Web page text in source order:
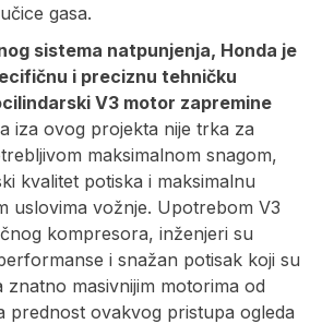
gasa.
sistema natpunjenja, Honda je
i preciznu tehničku
V3 motor zapremine
iza ovog projekta nije trka za
maksimalnom snagom,
kvalitet potiska i maksimalnu
uslovima vožnje. Upotrebom V3
kompresora, inženjeri su
i snažan potisak koji su
masivnijim motorima od
prednost ovakvog pristupa ogleda